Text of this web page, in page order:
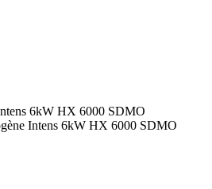
6kW HX 6000 SDMO
Intens 6kW HX 6000 SDMO